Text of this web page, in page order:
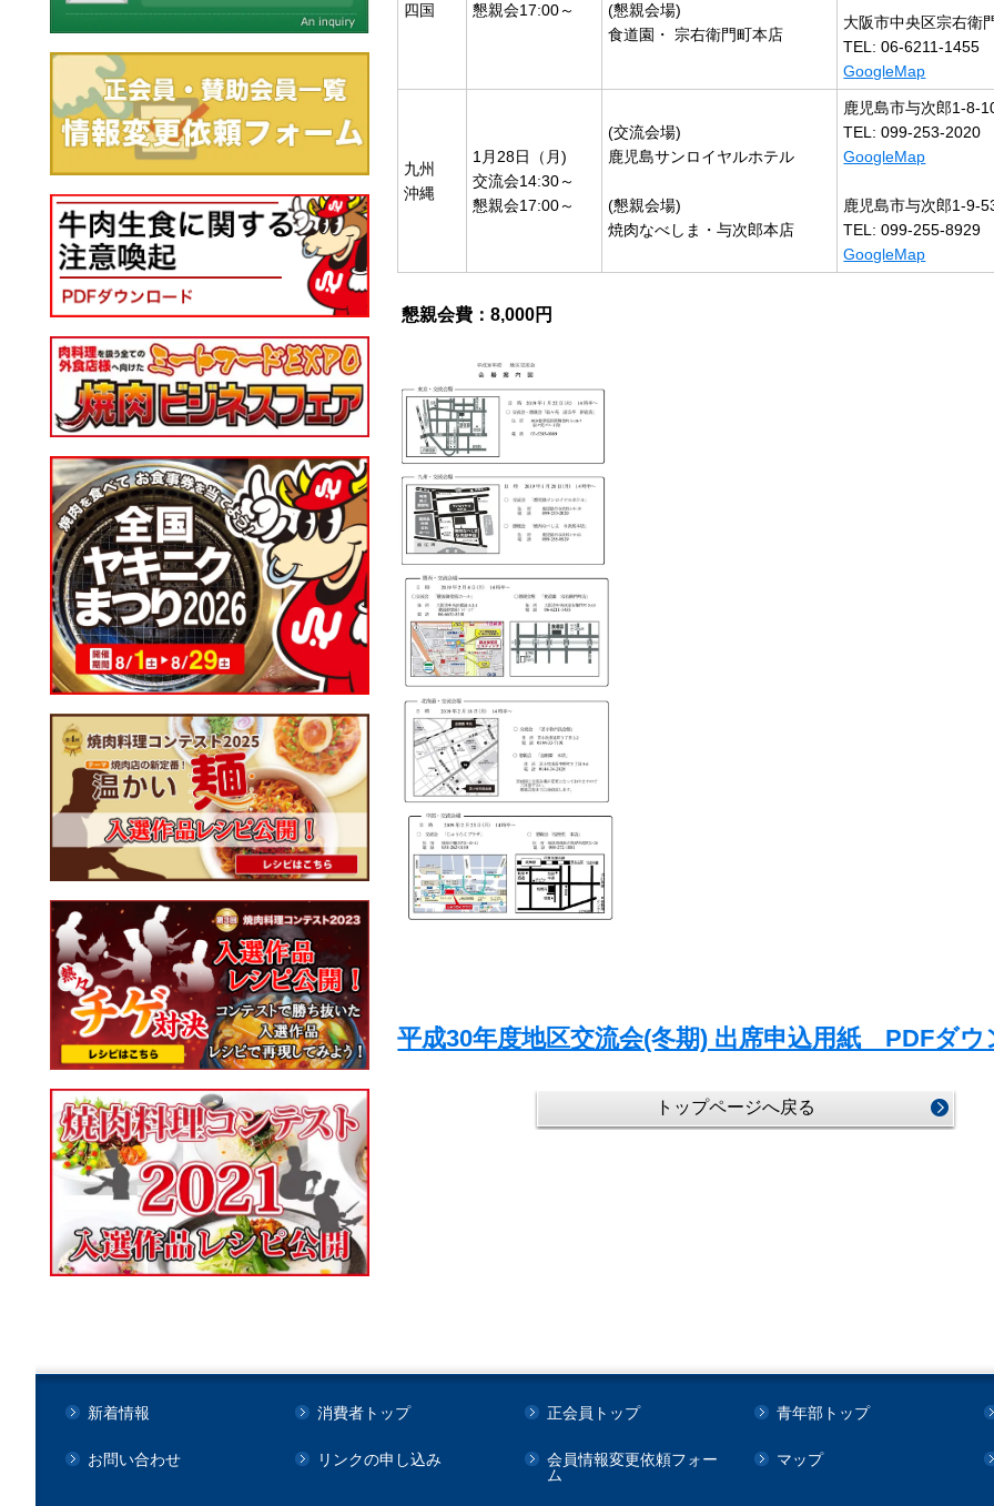
四国
懇親会17:00～
(懇親会場)
食道園・ 宗右衛門町本店
大阪市中央区宗右衛
TEL: 06-6211-1455
GoogleMap
九州
沖縄
1月28日（月)
交流会14:30～
懇親会17:00～
(交流会場)
鹿児島サンロイヤルホテル
(懇親会場)
焼肉なべしま・与次郎本店
鹿児島市与次郎1-8-
TEL: 099-253-2020
GoogleMap
鹿児島市与次郎1-9-
TEL: 099-255-8929
GoogleMap
懇親会費：8,000円
平成30年度地区交流会(冬期) 出席申込用紙 PDFダウ
トップページへ戻る
新着情報 消費者トップ 正会員トップ 青年部トップ
お問い合わせ リンクの申し込み
会員情報変更依頼フォー
ム
マップ